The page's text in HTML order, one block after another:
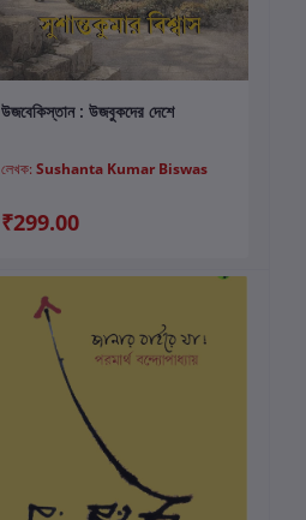
কার্টে যোগ করুন
উজবেকিস্তান : উজবুকদের দেশে
লেখক:Sushanta Kumar Biswas
₹299.00